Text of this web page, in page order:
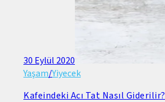
30 Eylül 2020
Yaşam/Yiyecek
Kafeindeki Acı Tat Nasıl Giderilir?